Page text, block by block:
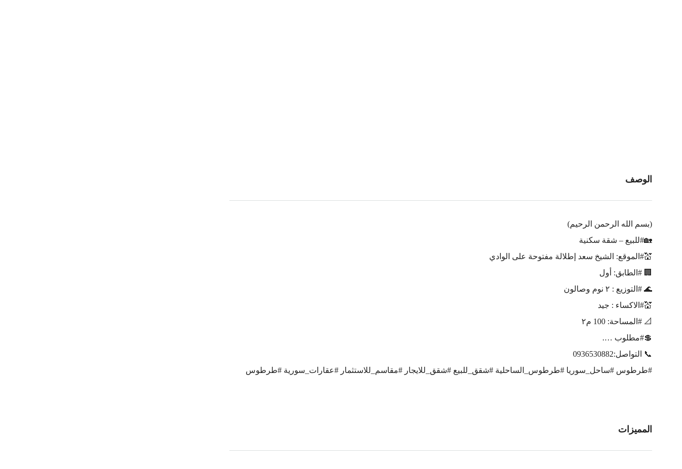
الوصف
(بسم الله الرحمن الرحيم)
🏡#للبيع – شقة سكنية
💒#الموقع: الشيخ سعد إطلالة مفتوحة على الوادي
🏢 #الطابق: أول
🌊 #التوزيع : ٢ نوم وصالون
💒#الاكساء : جيد
📐 #المساحة: 100 م٢
💲#مطلوب ….
📞 التواصل:0936530882
#طرطوس #ساحل_سوريا #طرطوس_الساحلية #شقق_للبيع #شقق_للايجار #مقاسم_للاستثمار #عقارات_سورية #طرطوس
المميزات